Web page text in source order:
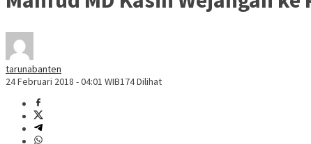
tarunabanten
24 Februari 2018 - 04:01 WIB174 Dilihat